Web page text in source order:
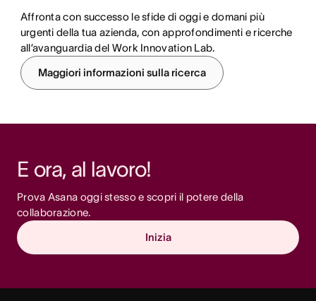
Affronta con successo le sfide di oggi e domani più
urgenti della tua azienda, con approfondimenti e ricerche
all’avanguardia del Work Innovation Lab.
Maggiori informazioni sulla ricerca
E ora, al lavoro!
Prova Asana oggi stesso e scopri il potere della
collaborazione.
Inizia